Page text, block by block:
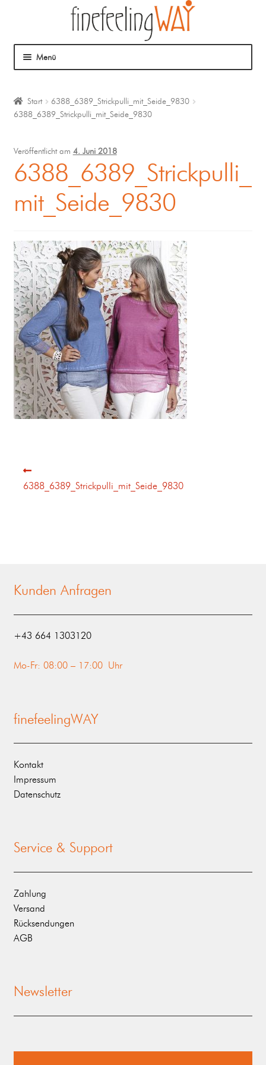
Menü
Mein Angebot
Coaching
Klangmassage
Start
6388_6389_Strickpulli_mit_Seide_9830
6388_6389_Strickpulli_mit_Seide_9830
Veröffentlicht am 4. Juni 2018
6388_6389_Strickpulli_
mit_Seide_9830
6388_6389_Strickpulli_mit_Seide_9830
Kunden Anfragen
‭+43 664 1303120‬
Mo-Fr: 08:00 – 17:00 Uhr
finefeelingWAY
Kontakt
Impressum
Datenschutz
Service & Support
Zahlung
Versand
Rücksendungen
AGB
Newsletter